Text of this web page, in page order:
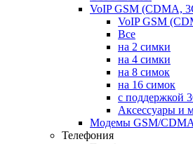
VoIP GSM (CDMA,
VoIP GSM
Все
на 2 симки
на 4 симки
на 8 симок
на 16 симок
с поддержкой
Аксессуары и
Модемы GSM/
Телефония